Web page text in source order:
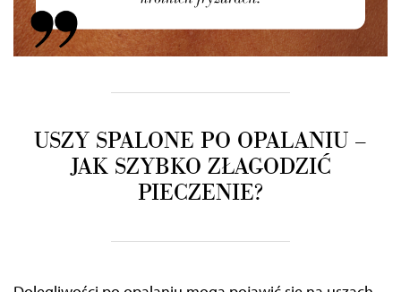
USZY SPALONE PO OPALANIU –
JAK SZYBKO ZŁAGODZIĆ
PIECZENIE?